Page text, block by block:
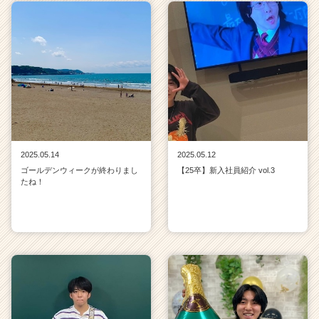
2025.05.14
ゴールデンウィークが終わりまし
たね！
2025.05.12
【25卒】新入社員紹介 vol.3